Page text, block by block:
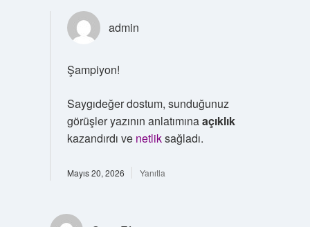
admin
Şampiyon!
Saygıdeğer dostum, sunduğunuz
görüşler yazının anlatımınaaçıklık
kazandırdı ve netliksağladı.
Mayıs 20, 2026 Yanıtla